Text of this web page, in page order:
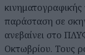
παράσταση σε
ανεβαίνει στο
Οκτωβρίου. Τους